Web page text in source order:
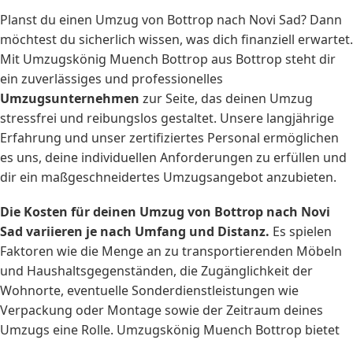
Planst du einen Umzug von Bottrop nach Novi Sad? Dann
möchtest du sicherlich wissen, was dich finanziell erwartet.
Mit Umzugskönig Muench Bottrop aus Bottrop steht dir
ein zuverlässiges und professionelles
Umzugsunternehmen zur Seite, das deinen Umzug
stressfrei und reibungslos gestaltet. Unsere langjährige
Erfahrung und unser zertifiziertes Personal ermöglichen
es uns, deine individuellen Anforderungen zu erfüllen und
dir ein maßgeschneidertes Umzugsangebot anzubieten.
Die Kosten für deinen Umzug von Bottrop nach Novi
Sad variieren je nach Umfang und Distanz. Es spielen
Faktoren wie die Menge an zu transportierenden Möbeln
und Haushaltsgegenständen, die Zugänglichkeit der
Wohnorte, eventuelle Sonderdienstleistungen wie
Verpackung oder Montage sowie der Zeitraum deines
Umzugs eine Rolle. Umzugskönig Muench Bottrop bietet